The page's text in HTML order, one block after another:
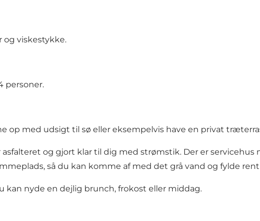
viskestykke.
personer.
op med udsigt til sø eller eksempelvis have en privat
asfalteret og gjort klar til dig med strømstik. Der er
så du kan komme af med det grå vand og fylde
kan nyde en dejlig brunch, frokost eller middag.